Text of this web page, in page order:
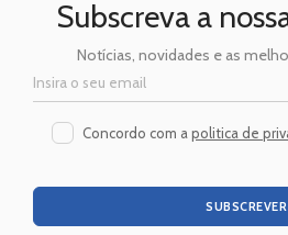
Subscreva a
Notícias, novidades e as
Concordo com apolitica de
SUBSCREVER